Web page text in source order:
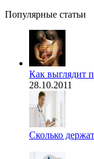
Популярные статьи
Как выглядит
28.10.2011
Сколько